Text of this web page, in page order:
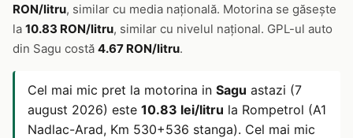
RON/litru, similar cu media națională. Motorina se găsește
la 10.83 RON/litru, similar cu nivelul național. GPL-ul auto
din Sagu costă 4.67 RON/litru.
Cel mai mic pret la motorina in Sagu astazi (7
august 2026) este 10.83 lei/litru la Rompetrol (A1
Nadlac-Arad, Km 530+536 stanga). Cel mai mic